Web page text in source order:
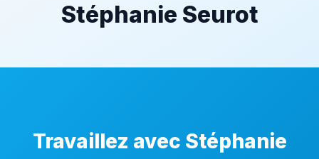
Stéphanie Seurot
Travaillez avec Stéphanie